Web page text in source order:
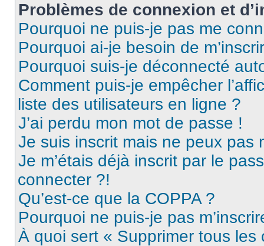
Problèmes de connexion et
Pourquoi ne puis-je pas me
Pourquoi ai-je besoin de
Pourquoi suis-je déconnecté
Comment puis-je empêcher
liste des utilisateurs en ligne ?
J’ai perdu mon mot de passe !
Je suis inscrit mais ne peux pas
Je m’étais déjà inscrit par le
connecter ?!
Qu’est-ce que la COPPA ?
Pourquoi ne puis-je pas
À quoi sert « Supprimer tous les